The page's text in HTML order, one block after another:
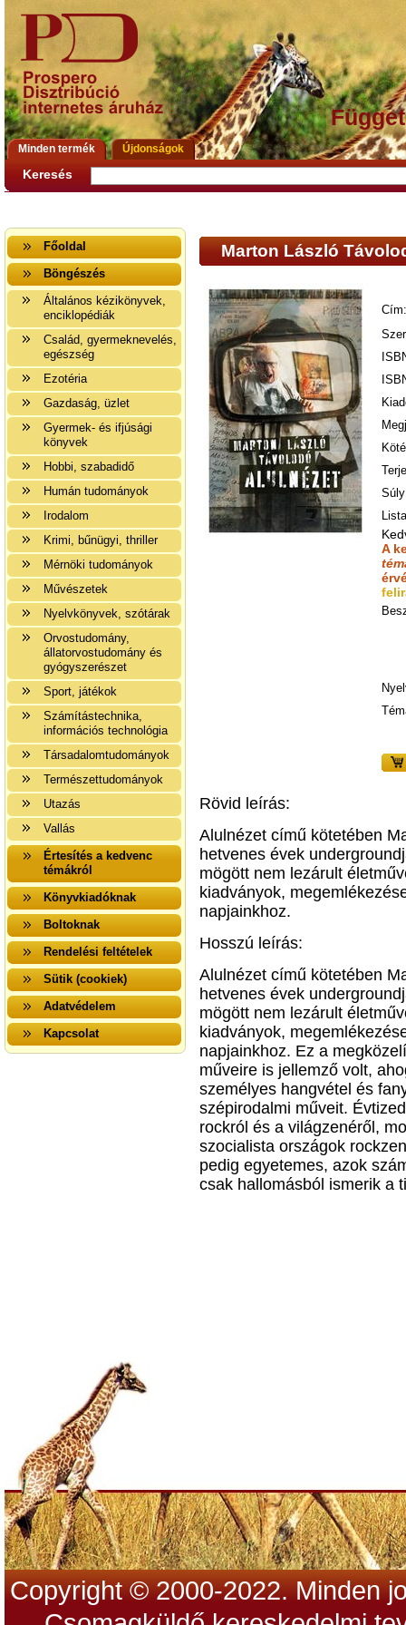
Minden termék Újdonságok
Keresés
Főoldal
Böngészés
Általános kézikönyvek,
enciklopédiák
Család, gyermeknevelés,
egészség
Ezotéria
Gazdaság, üzlet
Gyermek- és ifjúsági
könyvek
Hobbi, szabadidő
Humán tudományok
Irodalom
Krimi, bűnügyi, thriller
Mérnöki tudományok
Művészetek
Nyelvkönyvek, szótárak
Orvostudomány,
állatorvostudomány és
gyógyszerészet
Sport, játékok
Számítástechnika,
információs technológia
Társadalomtudományok
Természettudományok
Utazás
Vallás
Értesítés a kedvenc
témákról
Könyvkiadóknak
Boltoknak
Rendelési feltételek
Sütik (cookiek)
Adatvédelem
Kapcsolat
Marton László
Cím:
A
Rövid leírás:
Alulnézet című kötetében
hetvenes évek
mögött nem lezárult
kiadványok,
napjainkhoz.
Hosszú leírás:
Alulnézet című kötetében
hetvenes évek
mögött nem lezárult
kiadványok,
napjainkhoz. Ez a
műveire is jellemző volt,
személyes hangvétel és
szépirodalmi műveit.
rockról és a világzenéről,
szocialista országok
pedig egyetemes, azok
csak hallomásból ismerik a
Copyright © 2000-2022. Minden